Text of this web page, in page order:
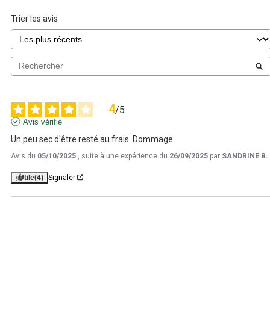
Trier les avis
4/5
Avis vérifié
Un peu sec d'être resté au frais. Dommage
Avis du 05/10/2025 , suite à une expérience du 26/09/2025 par SANDRINE B.
Utile(4) Signaler